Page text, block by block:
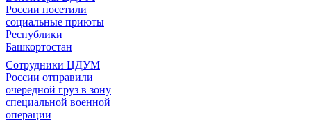
России посетили
социальные приюты
Республики
Башкортостан
Сотрудники ЦДУМ
России отправили
очередной груз в зону
специальной военной
операции